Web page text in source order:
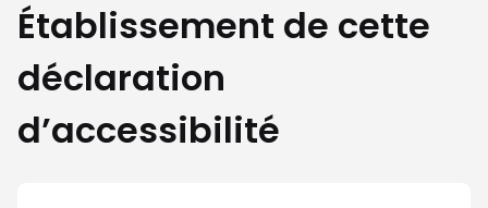
Établissement de cette
déclaration
d’accessibilité